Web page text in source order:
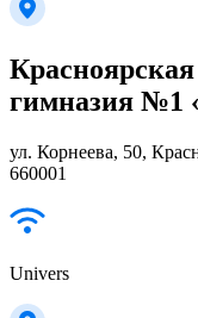
гимназия №1
ул. Корнеева, 50,
660001
Univers